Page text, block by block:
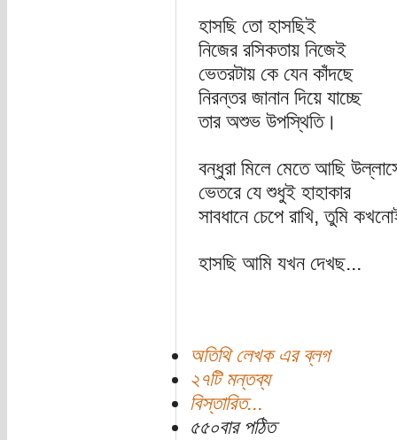
হাসছি তো হাসছিই
নিজের রসিকতায় নিজেই
ভেতরটায় কে যেন কাঁদছে
নিরন্তর জানান দিয়ে যাচ্ছে
তার অশুভ উপস্থিতি।
বন্ধুরা মিলে মেতে আছি
ভেতরে যে শুধুই হাহাকার
সাবধানে চেপে রাখি, তুমি
হাসছি আমি যখন দেখছ...
অতিথি লেখক এর ব্লগ
২৭টি মন্তব্য
বিস্তারিত...
৫৫০বার পঠিত